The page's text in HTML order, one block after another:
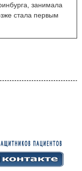
занимала
стала первым